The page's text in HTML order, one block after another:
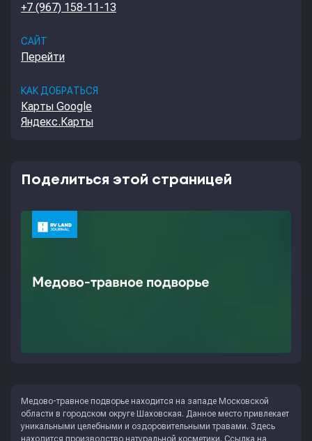
+7 (967) 158-11-13
САЙТ
Перейти
КАК ДОБРАТЬСЯ
Карты Google
Яндекс.Карты
Поделиться этой страницей
Медово-травное подворье находится на западе Московской
области в городском округе Шаховская. Данное место привлекает
уникальными целебными и оздоровительными травами. Здесь
находится производство натуральной косметики. Ссылка на